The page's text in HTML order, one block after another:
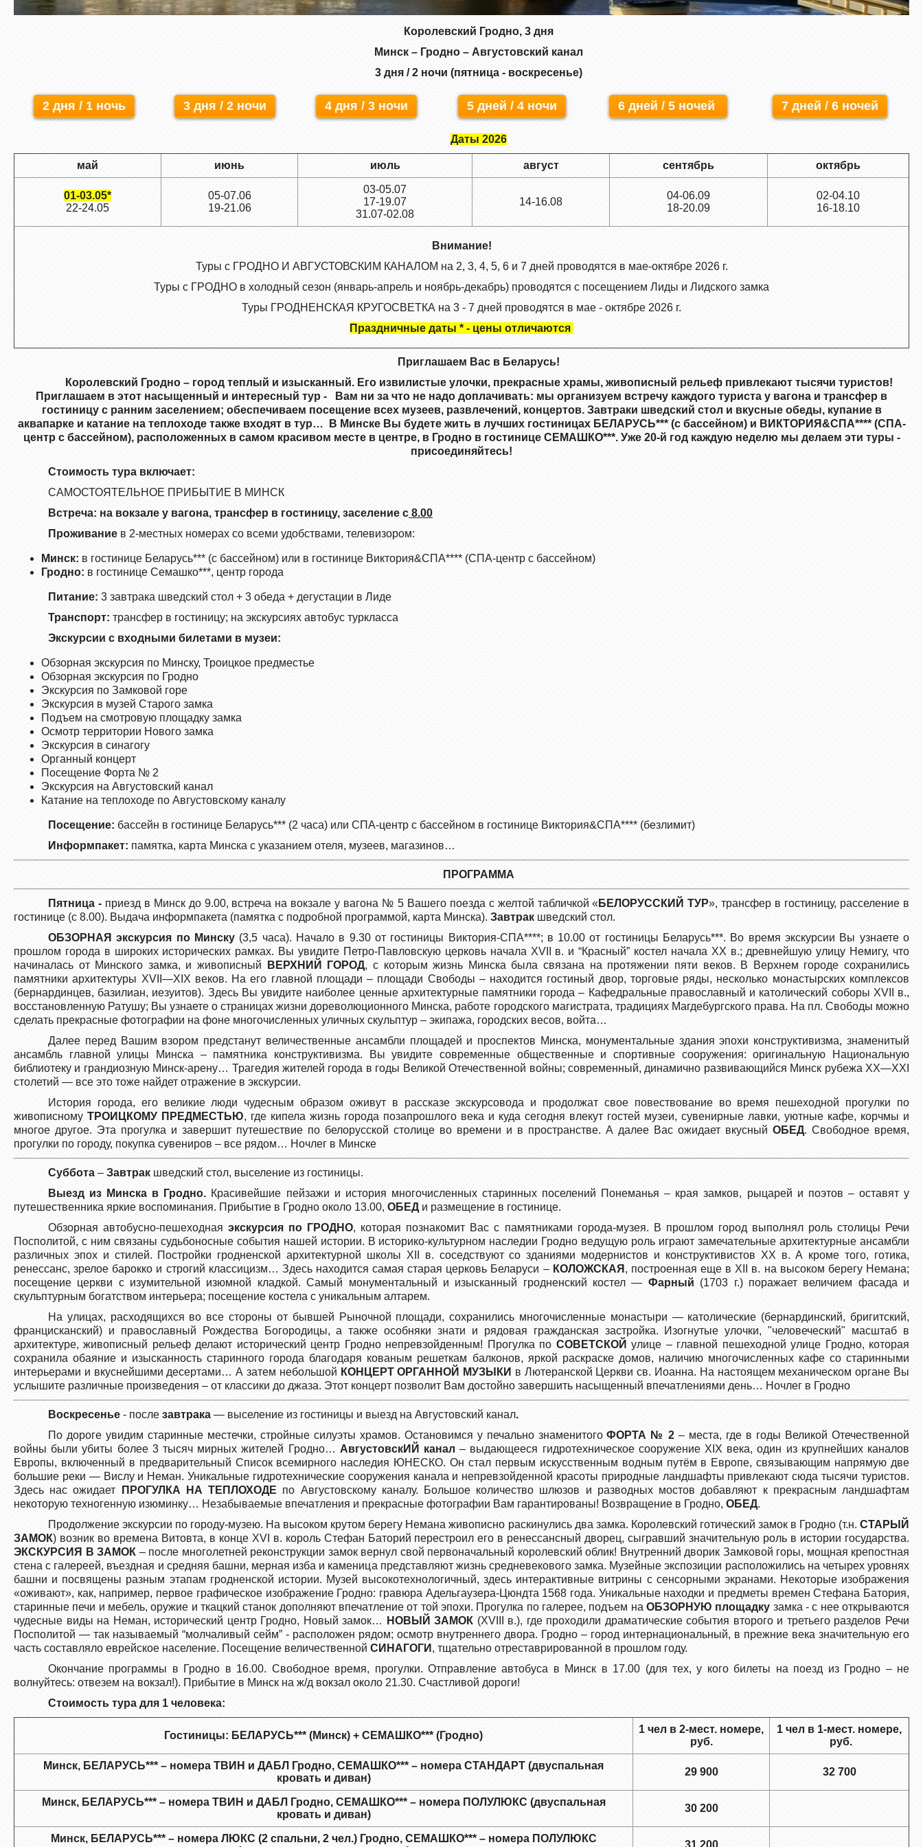
Королевский Гродно, 3 дня
Минск – Гродно – Августовский канал
3 дня / 2 ночи (пятница - воскресенье)
2 дня / 1 ночь 3 дня / 2 ночи 4 дня / 3 ночи 5 дней / 4 ночи 6 дней / 5 ночей 7 дней / 6 ночей
Даты 2026
май июнь июль август сентябрь октябрь
01-03.05*
22-24.05
05-07.06
19-21.06
03-05.07
17-19.07
31.07-02.08
14-16.08
04-06.09
18-20.09
02-04.10
16-18.10
Внимание!
Туры с ГРОДНО И АВГУСТОВСКИМ КАНАЛОМ на 2, 3, 4, 5, 6 и 7 дней проводятся в мае-октябре 2026 г.
Туры с ГРОДНО в холодный сезон (январь-апрель и ноябрь-декабрь) проводятся с посещением Лиды и Лидского замка
Туры ГРОДНЕНСКАЯ КРУГОСВЕТКА на 3 - 7 дней проводятся в мае - октябре 2026 г.
Праздничные даты * - цены отличаются
Приглашаем Вас в Беларусь!
Королевский Гродно – город теплый и изысканный. Его извилистые улочки, прекрасные храмы, живописный рельеф привлекают тысячи туристов!
Приглашаем в этот насыщенный и интересный тур - Вам ни за что не надо доплачивать: мы организуем встречу каждого туриста у вагона и трансфер в
гостиницу с ранним заселением; обеспечиваем посещение всех музеев, развлечений, концертов. Завтраки шведский стол и вкусные обеды, купание в
аквапарке и катание на теплоходе также входят в тур… В Минске Вы будете жить в лучших гостиницах БЕЛАРУСЬ*** (с бассейном) и ВИКТОРИЯ&СПА**** (СПА-
центр с бассейном), расположенных в самом красивом месте в центре, вГродно в гостинице СЕМАШКО***. Уже 20-й год каждую неделю мы делаем эти туры -
присоединяйтесь!
Стоимость тура включает:
САМОСТОЯТЕЛЬНОЕ ПРИБЫТИЕ В МИНСК
Встреча: на вокзале у вагона, трансфер в гостиницу, заселение с 8.00
Проживание в 2-местных номерах со всеми удобствами, телевизором:
Минск: в гостинице Беларусь*** (с бассейном) или в гостинице Виктория&СПА**** (СПА-центр с бассейном)
Гродно: в гостинице Семашко***, центр города
Питание: 3 завтрака шведский стол + 3 обеда + дегустации в Лиде
Транспорт: трансфер в гостиницу; на экскурсиях автобус туркласса
Экскурсии с входными билетами в музеи:
Обзорная экскурсия по Минску, Троицкое предместье
Обзорная экскурсия по Гродно
Экскурсия по Замковой горе
Экскурсия в музей Старого замка
Подъем на смотровую площадку замка
Осмотр территории Нового замка
Экскурсия в синагогу
Органный концерт
Посещение Форта № 2
Экскурсия на Августовский канал
Катание на теплоходе по Августовскому каналу
Посещение: бассейн в гостинице Беларусь*** (2 часа) или СПА-центр с бассейном в гостинице Виктория&СПА**** (безлимит)
Информпакет: памятка, карта Минска с указанием отеля, музеев, магазинов…
ПРОГРАММА
Пятница - приезд в Минск до 9.00, встреча на вокзале у вагона № 5 Вашего поезда с желтой табличкой «БЕЛОРУССКИЙ ТУР», трансфер в гостиницу, расселение в
гостинице (с 8.00). Выдача информпакета (памятка с подробной программой, карта Минска). Завтрак шведский стол.
ОБЗОРНАЯ экскурсия по Минску(3,5 часа). Начало в 9.30 от гостиницы Виктория-СПА****; в 10.00 от гостиницы Беларусь***. Во время экскурсии Вы узнаете о
прошлом города в широких исторических рамках. Вы увидите Петро-Павловскую церковь начала ХVII в. и “Красный” костел начала ХХ в.; древнейшую улицу Немигу, что
начиналась от Минского замка, и живописный
ВЕРХНИЙ ГОРОД, с которым жизнь Минска была связана на протяжении пяти веков. В Верхнем городе сохранились
памятники архитектуры XVII—XIX веков. На его главной площади – площади Свободы – находится гостиный двор, торговые ряды, несколько монастырских комплексов
(бернардинцев, базилиан, иезуитов). Здесь Вы увидите наиболее ценные архитектурные памятники города – Кафедральные православный и католический соборы ХVII в.,
восстановленную Ратушу; Вы узнаете о страницах жизни дореволюционного Минска, работе городского магистрата, традициях Магдебургского права. На пл. Свободы можно
сделать прекрасные фотографии на фоне многочисленных уличных скульптур – экипажа, городских весов, войта…
Далее перед Вашим взором предстанут величественные ансамбли площадей и проспектов Минска, монументальные здания эпохи конструктивизма, знаменитый
ансамбль главной улицы Минска – памятника конструктивизма. Вы увидите современные общественные и спортивные сооружения: оригинальную Национальную
библиотеку и грандиозную Минск-арену… Трагедия жителей города в годы Великой Отечественной войны; современный, динамично развивающийся Минск рубежа ХХ—ХХI
столетий — все это тоже найдет отражение в экскурсии.
История города, его великие люди чудесным образом оживут в рассказе экскурсовода и продолжат свое повествование во время пешеходной прогулки по
живописному ТРОИЦКОМУ ПРЕДМЕСТЬЮ, где кипела жизнь города позапрошлого века и куда сегодня влекут гостей музеи, сувенирные лавки, уютные кафе, корчмы и
многое другое. Эта прогулка и завершит путешествие по белорусской столице во времени и в пространстве. А далее Вас ожидает вкусный ОБЕД. Свободное время,
прогулки по городу, покупка сувениров – все рядом… Ночлег в Минске
Суббота – Завтрак шведский стол, выселение из гостиницы.
Выезд из Минска в Гродно. Красивейшие пейзажи и история многочисленных старинных поселений Понеманья – края замков, рыцарей и поэтов – оставят у
путешественника яркие воспоминания. Прибытие в Гродно около 13.00, ОБЕД и размещение в гостинице.
Обзорная автобусно-пешеходнаяэкскурсия по ГРОДНО, которая познакомит Вас с памятниками города-музея. В прошлом город выполнял роль столицы Речи
Посполитой, с ним связаны судьбоносные события нашей истории. В историко-культурном наследии Гродно ведущую роль играют замечательные архитектурные ансамбли
различных эпох и стилей. Постройки гродненской архитектурной школы XII в. соседствуют со зданиями модернистов и конструктивистов XX в. А кроме того, готика,
ренессанс, зрелое барокко и строгий классицизм… Здесь находится самая старая церковь Беларуси – КОЛОЖСКАЯ , построенная еще в XII в. на высоком берегу Немана;
посещение церкви с изумительной изюмной кладкой. Самый монументальный и изысканный гродненский костел — Фарный (1703 г.) поражает величием фасада и
скульптурным богатством интерьера; посещение костела с уникальным алтарем.
На улицах, расходящихся во все стороны от бывшей Рыночной площади, сохранились многочисленные монастыри — католические (бернардинский, бригитский,
францисканский) и православный Рождества Богородицы, а также особняки знати и рядовая гражданская застройка. Изогнутые улочки, "человеческий" масштаб в
архитектуре, живописный рельеф делают исторический центр Гродно непревзойденным! Прогулка по СОВЕТСКОЙ улице – главной пешеходной улице Гродно, которая
сохранила обаяние и изысканность старинного города благодаря кованым решеткам балконов, яркой раскраске домов, наличию многочисленных кафе со старинными
интерьерами и вкуснейшими десертами… А затем небольшой КОНЦЕРТ ОРГАННОЙ МУЗЫКИ в Лютеранской Церкви св. Иоанна. На настоящем механическом органе Вы
услышите различные произведения – от классики до джаза. Этот концерт позволит Вам достойно завершить насыщенный впечатлениями день… Ночлег в Гродно
Воскресенье - после завтрака — выселение из гостиницы и выезд на Августовский канал.
По дороге увидим старинные местечки, стройные силуэты храмов. Остановимся у печально знаменитогоФОРТА № 2 – места, где в годы Великой Отечественной
войны были убиты более 3 тысяч мирных жителей Гродно… АвгустовскИЙ канал – выдающееся гидротехническое сооружение XIX века, один из крупнейших каналов
Европы, включенный в предварительный Список всемирного наследия ЮНЕСКО. Он стал первым искусственным водным путём в Европе, связывающим напрямую две
большие реки — Вислу и Неман. Уникальные гидротехнические сооружения канала и непревзойденной красоты природные ландшафты привлекают сюда тысячи туристов.
Здесь нас ожидает
ПРОГУЛКА НА ТЕПЛОХОДЕ по Августовскому каналу. Большое количество шлюзов и разводных мостов добавляют к прекрасным ландшафтам
некоторую техногенную изюминку… Незабываемые впечатления и прекрасные фотографии Вам гарантированы! Возвращение в Гродно, ОБЕД.
Продолжение экскурсии по городу-музею. На высоком крутом берегу Немана живописно раскинулись два замка. Королевский готический замок в Гродно (т.н. СТАРЫЙ
ЗАМОК) возник во времена Витовта, в конце XVI в. король Стефан Баторий перестроил его в ренессансный дворец, сыгравший значительную роль в истории государства.
ЭКСКУРСИЯ В ЗАМОК – после многолетней реконструкции замок вернул свой первоначальный королевский облик! Внутренний дворик Замковой горы, мощная крепостная
стена с галереей, въездная и средняя башни, мерная изба и каменица представляют жизнь средневекового замка. Музейные экспозиции расположились на четырех уровнях
башни и посвящены разным этапам гродненской истории. Музей высокотехнологичный, здесь интерактивные витрины с сенсорными экранами. Некоторые изображения
«оживают», как, например, первое графическое изображение Гродно: гравюра Адельгаузера-Цюндта 1568 года. Уникальные находки и предметы времен Стефана Батория,
старинные печи и мебель, оружие и ткацкий станок дополняют впечатление от той эпохи. Прогулка по галерее, подъем на ОБЗОРНУЮ площадку замка - с нее открываются
чудесные виды на Неман, исторический центр Гродно, Новый замок…
НОВЫЙ ЗАМОК (XVIII в.), где проходили драматические события второго и третьего разделов Речи
Посполитой — так называемый “молчаливый сейм” - расположен рядом; осмотр внутреннего двора. Гродно – город интернациональный, в прежние века значительную его
часть составляло еврейское население. Посещение величественной СИНАГОГИ , тщательно отреставрированной в прошлом году.
Окончание программы в Гродно в 16.00. Свободное время, прогулки. Отправление автобуса в Минск в 17.00 (для тех, у кого билеты на поезд из Гродно – не
волнуйтесь: отвезем на вокзал!). Прибытие в Минск на ж/д вокзал около 21.30. Счастливой дороги!
Стоимость тура для 1 человека:
Гостиницы: БЕЛАРУСЬ*** (Минск) + СЕМАШКО*** (Гродно)
1 чел в 2-мест. номере,
руб.
1 чел в 1-мест. номере,
руб.
Минск, БЕЛАРУСЬ*** – номера ТВИН и ДАБЛ Гродно, СЕМАШКО*** – номера СТАНДАРТ (двуспальная
кровать и диван)
29 900 32 700
Минск, БЕЛАРУСЬ*** – номера ТВИН и ДАБЛ Гродно, СЕМАШКО*** – номера ПОЛУЛЮКС (двуспальная
кровать и диван)
30 200
Минск, БЕЛАРУСЬ*** – номера ЛЮКС (2 спальни, 2 чел.) Гродно, СЕМАШКО*** – номера ПОЛУЛЮКС